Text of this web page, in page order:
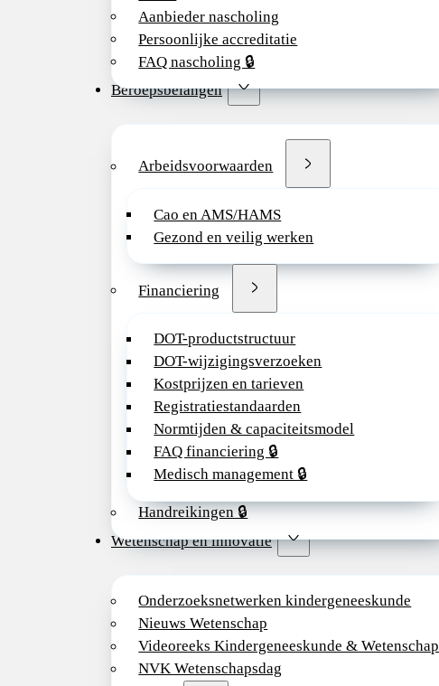
Aanbieder nascholing
Persoonlijke accreditatie
FAQ nascholing 🔒
Beroepsbelangen
Arbeidsvoorwaarden
Cao en AMS/HAMS
Gezond en veilig werken
Financiering
DOT-productstructuur
DOT-wijzigingsverzoeken
Kostprijzen en tarieven
Registratiestandaarden
Normtijden & capaciteitsmodel
FAQ financiering 🔒
Medisch management 🔒
Handreikingen 🔒
Wetenschap en innovatie
Onderzoeksnetwerken kindergeneeskunde
Nieuws Wetenschap
Videoreeks Kindergeneeskunde & Wetenschap
NVK Wetenschapsdag